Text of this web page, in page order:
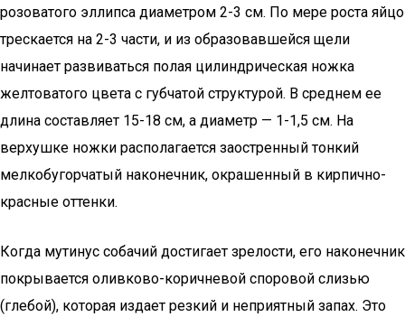
розоватого эллипса диаметром 2-3 см. По мере роста яйцо
трескается на 2-3 части, и из образовавшейся щели
начинает развиваться полая цилиндрическая ножка
желтоватого цвета с губчатой структурой. В среднем ее
длина составляет 15-18 см, а диаметр — 1-1,5 см. На
верхушке ножки располагается заостренный тонкий
мелкобугорчатый наконечник, окрашенный в кирпично-
красные оттенки.
Когда мутинус собачий достигает зрелости, его наконечник
покрывается оливково-коричневой споровой слизью
(глебой), которая издает резкий и неприятный запах. Это